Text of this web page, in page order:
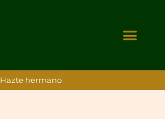
Hazte hermano